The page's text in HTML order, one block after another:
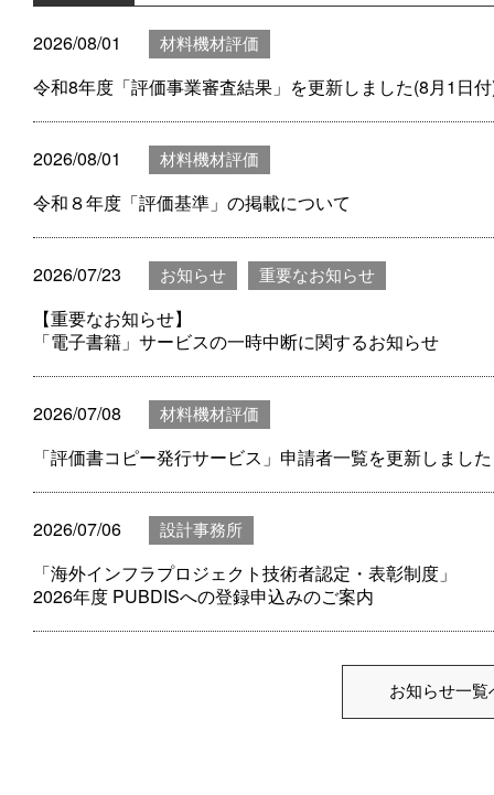
2026/08/01 材料機材評価
令和8年度「評価事業審査結果」を更新しました(8月1日
2026/08/01 材料機材評価
令和８年度「評価基準」の掲載について
2026/07/23 お知らせ 重要なお知らせ
【重要なお知らせ】
「電子書籍」サービスの一時中断に関するお知らせ
2026/07/08 材料機材評価
「評価書コピー発行サービス」申請者一覧を更新しました
2026/07/06 設計事務所
「海外インフラプロジェクト技術者認定・表彰制度」
2026年度 PUBDISへの登録申込みのご案内
お知らせ一覧